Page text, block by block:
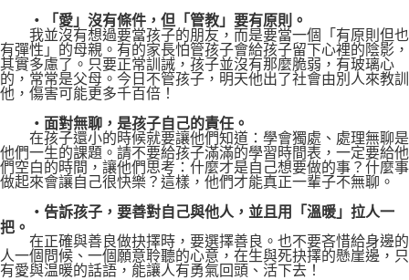
‧「愛」沒有條件，但「管教」要有原則。
我並沒有想過要當孩子的朋友，而是要當一個「有原則但也
有彈性」的母親。有的家長怕管孩子會給孩子留下心裡的陰影，
其實多慮了。只要正常訓誡，孩子並沒有那麼脆弱，有玻璃心
的，常常是父母。今日不管孩子，明天他出了社會由別人來教訓
他，傷害可能更多千百倍！
‧面對無聊，是孩子自己的責任。
在孩子還小的時候就要讓他們知道：學會獨處、處理無聊是
他們一生的課題。請不要給孩子滿滿的學習時間表，一定要給他
們空白的時間，讓他們思考：什麼才是自己想要做的事？什麼事
做起來會讓自己很快樂？這樣，他們才能真正一輩子不無聊。
‧告訴孩子，要善對自己與他人，並且用「溫暖」拉人一
把。
在正確與善良做抉擇時，要選擇善良。也不要吝惜給身邊的
人一個問候、一個願意聆聽的心意，在生與死抉擇的懸崖邊，只
有愛與温暖的話語，能讓人有勇氣回頭、活下去！